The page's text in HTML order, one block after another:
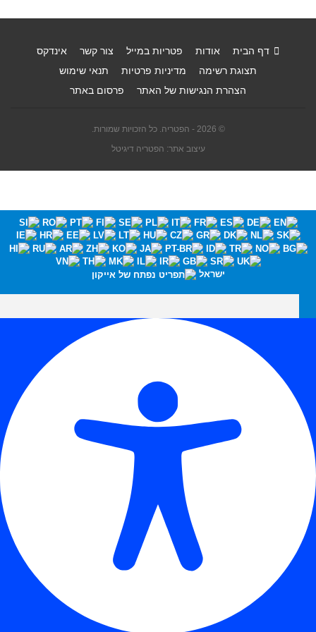
דף הבית אודות פטריות במייל צור קשר
אינדקס
תצוגת רשימה
מדיניות פרטיות
תנאי שימוש
הצהרת הנגישות של האתר
פרסום באתר
© 2026 - הפטריה. כל הזכויות שמורות.
עיצוב אתר: הפטריה דיגיטל
ישראל